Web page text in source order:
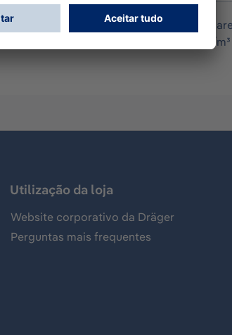
and aerosols, usually in air, and
measuring range: 25-200 mg/m³
Utilização da loja
Website corporativo da Dräger
Perguntas mais frequentes